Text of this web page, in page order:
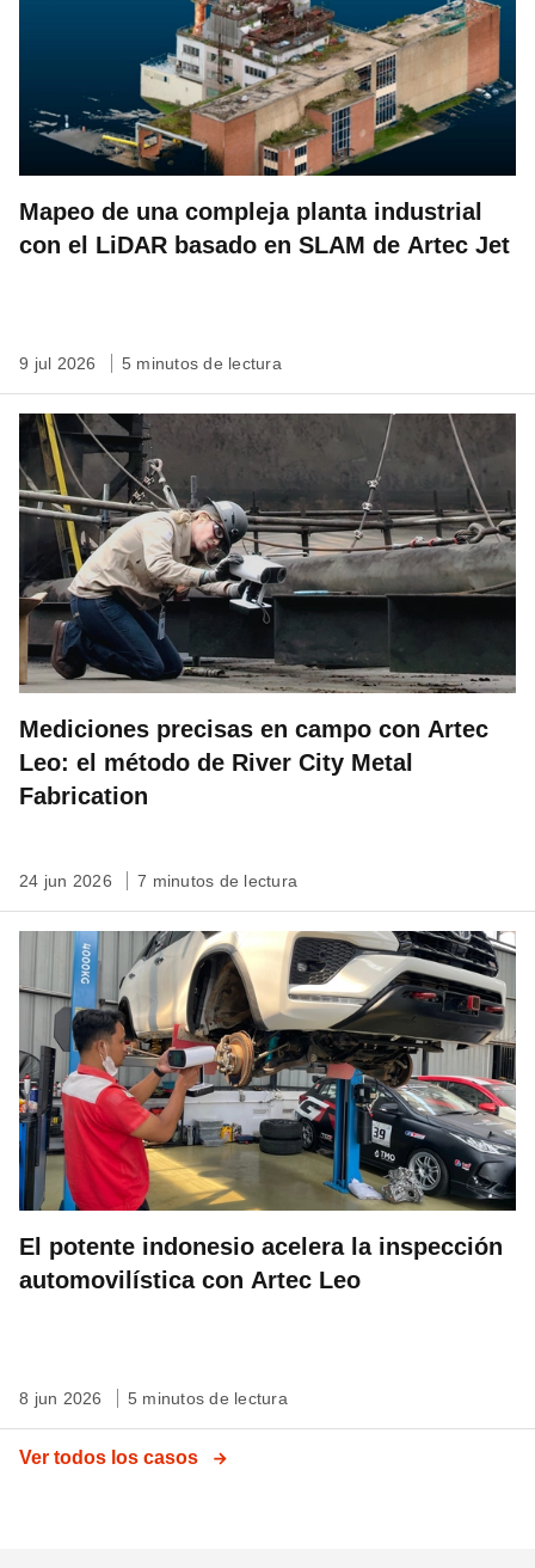
Mapeo de una compleja planta industrial
con el LiDAR basado en SLAM de Artec Jet
9 jul 2026 5 minutos de lectura
Mediciones precisas en campo con Artec
Leo: el método de River City Metal
Fabrication
24 jun 2026 7 minutos de lectura
El potente indonesio acelera la inspección
automovilística con Artec Leo
8 jun 2026 5 minutos de lectura
Ver todos los casos